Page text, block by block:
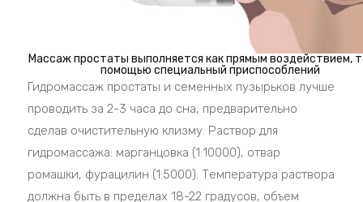
Массаж простаты выполняется как прямым воздействием,
помощью специальный приспособлений
Гидромассаж простаты и семенных пузырьков лучше
проводить за 2-3 часа до сна, предварительно
сделав очистительную клизму. Раствор для
гидромассажа: марганцовка (1:10000), отвар
ромашки, фурацилин (1:5000). Температура раствора
должна быть в пределах 18-22 градусов, объем